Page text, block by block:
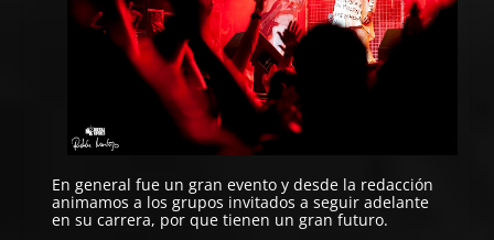
En general fue un gran evento y desde la redacción
animamos a los grupos invitados a seguir adelante
en su carrera, por que tienen un gran futuro.